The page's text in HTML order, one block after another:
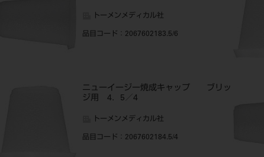
トーメンメディカル社
品目コード ：2067602183.5/6
ニューイージー焼成キャップ ブリッ
ジ用 4．5／4
トーメンメディカル社
品目コード ：2067602184.5/4